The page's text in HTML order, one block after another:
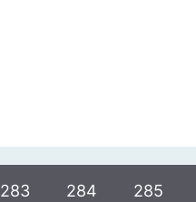
283 284 285